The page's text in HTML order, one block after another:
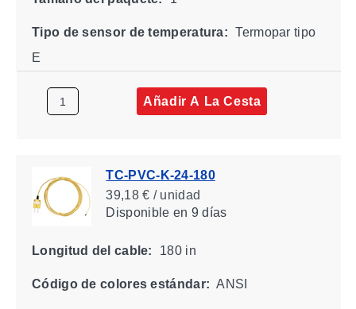
Tipo de sensor de temperatura: Termopar tipo
E
Añadir A La Cesta
TC-PVC-K-24-180
39,18 € / unidad
Disponibleen 9 días
Longitud del cable: 180 in
Código de colores estándar: ANSI